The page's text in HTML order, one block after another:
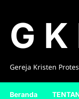
contentG K
Gereja Kristen
Beranda